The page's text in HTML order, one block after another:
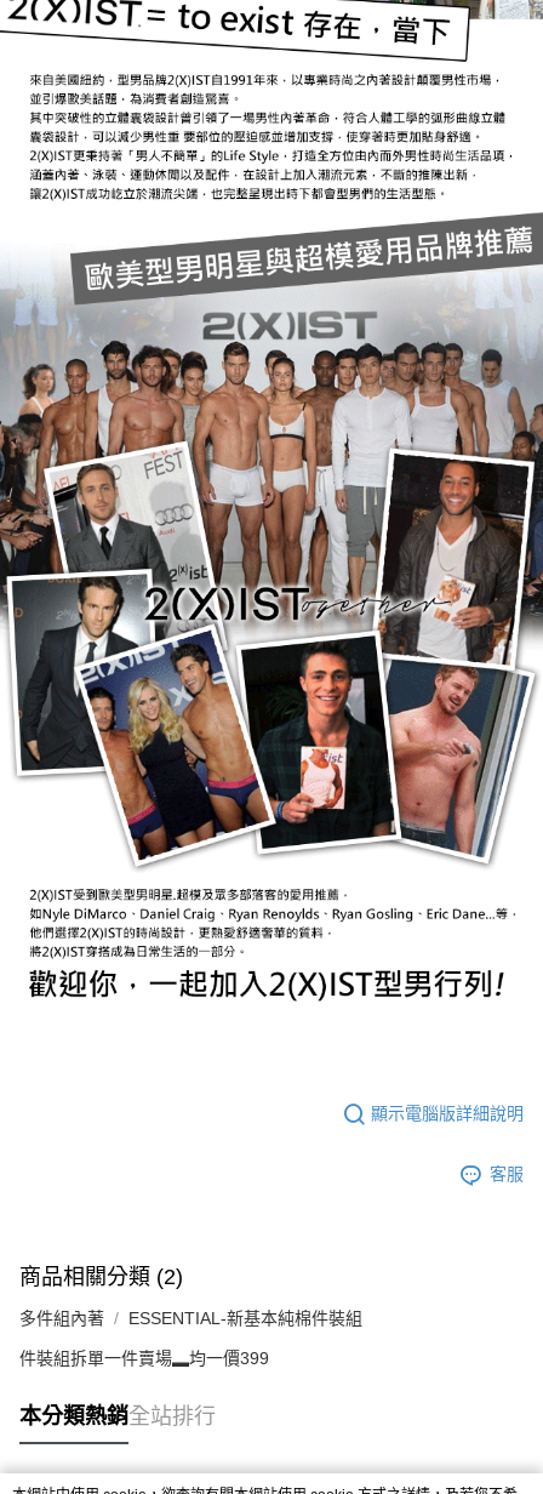
顯示電腦版詳細說明
客服
商品相關分類 (2)
多件組內著 ESSENTIAL-新基本純棉件裝組
件裝組拆單一件賣場▂均一價399
本分類熱銷全站排行